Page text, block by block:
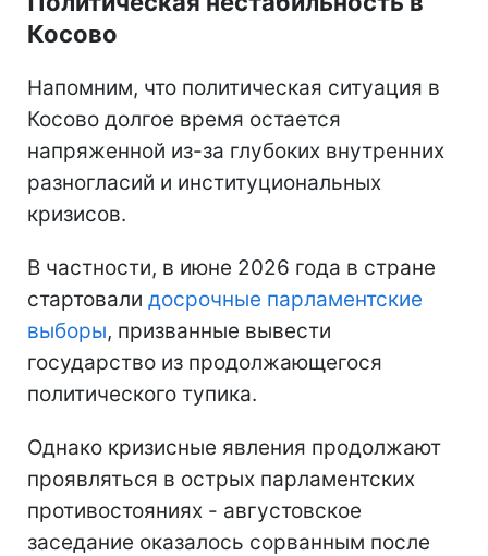
Косово
Напомним, что политическая ситуация в
Косово долгое время остается
напряженной из-за глубоких внутренних
разногласий и институциональных
кризисов.
В частности, в июне 2026 года в стране
стартовали досрочные парламентские
выборы, призванные вывести
государство из продолжающегося
политического тупика.
Однако кризисные явления продолжают
проявляться в острых парламентских
противостояниях - августовское
заседание оказалось сорванным после